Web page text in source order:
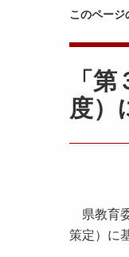
このページ
「
度）
県教育
策定）に